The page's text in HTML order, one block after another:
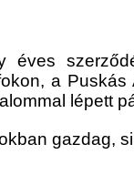
a
lépett
gazdag,